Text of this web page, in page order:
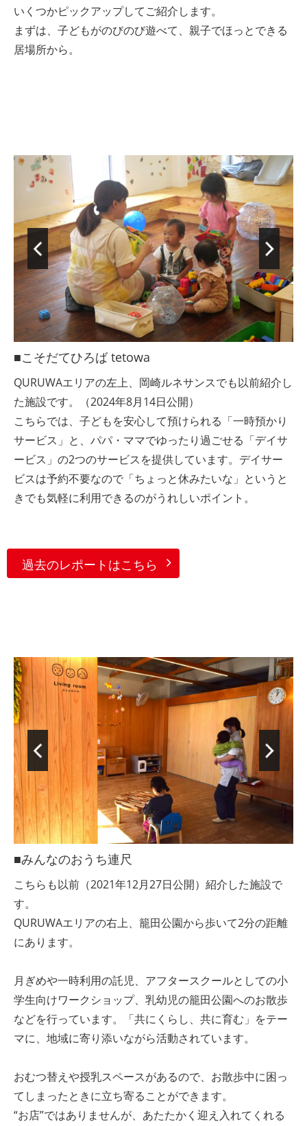
いくつかピックアップしてご紹介します。
まずは、子どもがのびのび遊べて、親子でほっとできる
居場所から。
■こそだてひろば tetowa
QURUWAエリアの左上、岡崎ルネサンスでも以前紹介し
た施設です。（2024年8月14日公開）
こちらでは、子どもを安心して預けられる「一時預かり
サービス」と、パパ・ママでゆったり過ごせる「デイサ
ービス」の2つのサービスを提供しています。デイサー
ビスは予約不要なので「ちょっと休みたいな」というと
きでも気軽に利用できるのがうれしいポイント。
過去のレポートはこちら
■みんなのおうち連尺
こちらも以前（2021年12月27日公開）紹介した施設で
す。
QURUWAエリアの右上、籠田公園から歩いて2分の距離
にあります。
月ぎめや一時利用の託児、アフタースクールとしての小
学生向けワークショップ、乳幼児の籠田公園へのお散歩
などを行っています。「共にくらし、共に育む」をテー
マに、地域に寄り添いながら活動されています。
おむつ替えや授乳スペースがあるので、お散歩中に困っ
てしまったときに立ち寄ることができます。
“お店”ではありませんが、あたたかく迎え入れてくれる